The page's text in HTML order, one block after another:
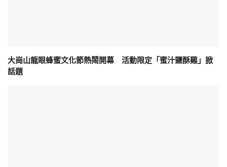
大崗山龍眼蜂蜜文化節熱鬧開幕 活動限定「蜜汁鹽酥雞」掀
話題